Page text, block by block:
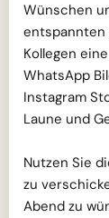
Wünschen
entspannten
Kollegen
WhatsApp
Instagram
Laune und
Nutzen Sie
zu
Abend zu